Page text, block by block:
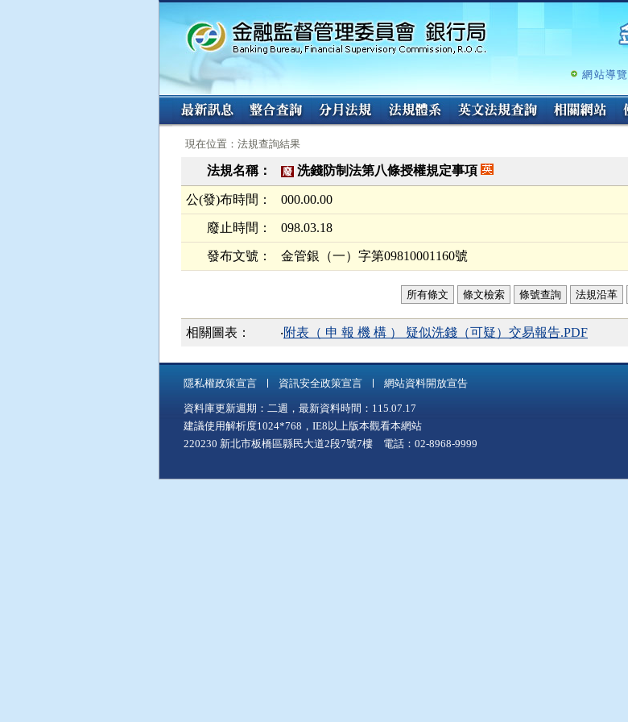
跳
容
網站導覽
:::
現在位置：法規查詢結果
法規名稱： 廢 洗錢防制法第八條授權規定事項
公(發)布時間： 000.00.00
廢止時間： 098.03.18
發布文號： 金管銀（一）字第09810001160號
所有條文 條文檢索 條號查詢 法規沿革
相關圖表： ‧附表（ 申 報 機 構 ） 疑似洗錢（可疑）交易報告.PDF
隱私權政策宣言 資訊安全政策宣言 網站資料開放宣告
資料庫更新週期：二週，最新資料時間：115.07.17
建議使用解析度1024*768，IE8以上版本觀看本網站
220230 新北市板橋區縣民大道2段7號7樓 電話：02-8968-9999